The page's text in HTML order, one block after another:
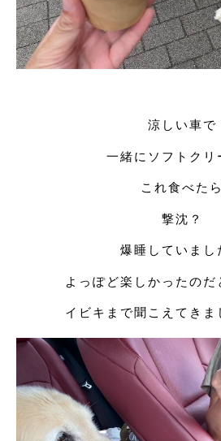
涼しい車で
一緒にソフトクリ
これ食べたら
撃沈？
爆睡していまし
よっぽど楽しかったのだ
イビキまで聞こえてきま